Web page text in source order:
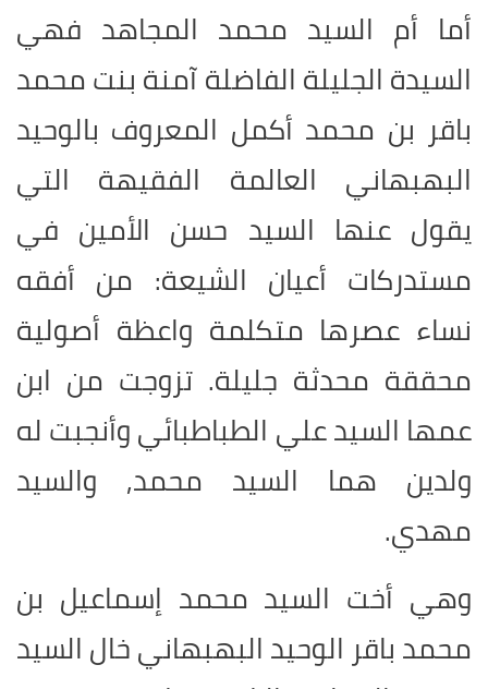
أما أم السيد محمد المجاهد فهي
السيدة الجليلة الفاضلة آمنة بنت محمد
باقر بن محمد أكمل المعروف بالوحيد
البهبهاني العالمة الفقيهة التي
يقول عنها السيد حسن الأمين في
مستدركات أعيان الشيعة: من أفقه
نساء عصرها متكلمة واعظة أصولية
محققة محدثة جليلة. تزوجت من ابن
عمها السيد علي الطباطبائي وأنجبت له
ولدين هما السيد محمد, والسيد
مهدي.
وهي أخت السيد محمد إسماعيل بن
محمد باقر الوحيد البهبهاني خال السيد